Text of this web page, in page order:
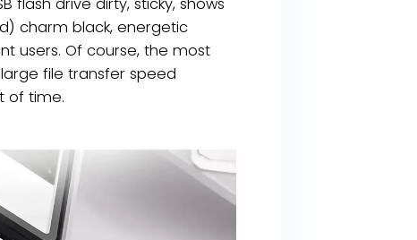
charm black, energetic
users. Of course, the most
file transfer speed
of time.